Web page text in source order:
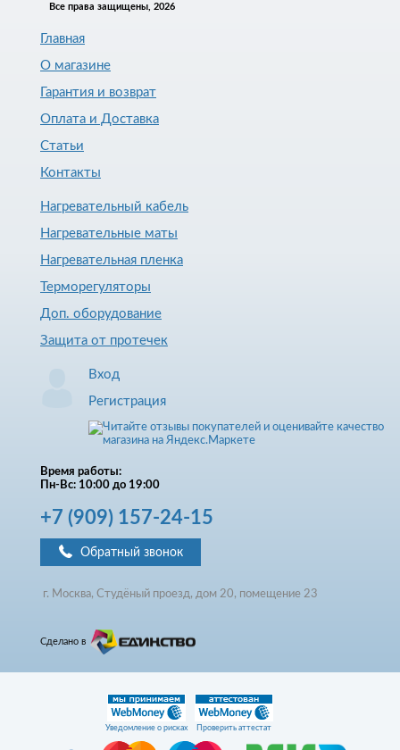
Все права защищены, 2026
Главная
О магазине
Гарантия и возврат
Оплата и Доставка
Статьи
Контакты
Нагревательный кабель
Нагревательные маты
Нагревательная пленка
Терморегуляторы
Доп. оборудование
Защита от протечек
Вход
Регистрация
Время работы:
Пн-Вс: 10:00 до 19:00
+7 (909) 157-24-15
Обратный звонок
г. Москва, Студёный проезд, дом 20, помещение 23
Сделано в
Уведомление о рисках Проверить аттестат